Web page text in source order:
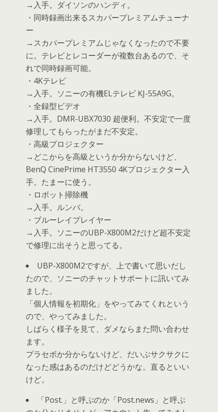
→入手。ダイソンのハンディ。
・同時録画出来るスカパープレミアムチューナ
ー
→スカパープレミアムじゃなくなったので不要
に。テレビとレコーダーが複数台あるので、そ
れで同時録画可能。
・4Kテレビ
→入手。ソニーの有機ELテレビ KJ-55A9G。
・全録型ビデオ
→入手。DMR-UBX7030 超便利。不安定で一度
修理してもらったがまだ不安定。
・高級プロジェクター
→どこからを高級というか分からないけど、
BenQ CinePrime HT3550 4Kプロジェクター入
手。たまーに使う。
・ロボット掃除機
→入手。ルンバ。
・ブルーレイプレイヤー
→入手。ソニーのUBP-X800M2だけど超不安定
で修理に出そうと思ってる。
UBP-X800M2ですが、上で書いて思いだし
たので、ソニーのチャットサポートに訊いてみ
ました。
「個人情報を初期化」をやってみてくれという
ので、やってみました。
しばらく様子を見て、ダメならまた問い合わせ
ます。
プラセボか分からないけど、だいぶサクサクに
なった感はあるのだけどどうかな。直るといい
けど。
「Post.」と呼ぶのか「Post.news」と呼ぶ